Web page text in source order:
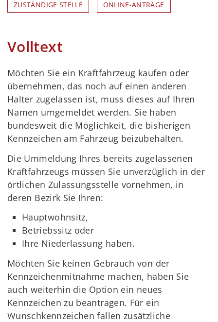
ZUSTÄNDIGE STELLE ONLINE-ANTRÄGE
Volltext
Möchten Sie ein Kraftfahrzeug kaufen oder
übernehmen, das noch auf einen anderen
Halter zugelassen ist, muss dieses auf Ihren
Namen umgemeldet werden. Sie haben
bundesweit die Möglichkeit, die bisherigen
Kennzeichen am Fahrzeug beizubehalten.
Die Ummeldung Ihres bereits zugelassenen
Kraftfahrzeugs müssen Sie unverzüglich in der
örtlichen Zulassungsstelle vornehmen, in
deren Bezirk Sie Ihren:
Hauptwohnsitz,
Betriebssitz oder
Ihre Niederlassung haben.
Möchten Sie keinen Gebrauch von der
Kennzeichenmitnahme machen, haben Sie
auch weiterhin die Option ein neues
Kennzeichen zu beantragen. Für ein
Wunschkennzeichen fallen zusätzliche